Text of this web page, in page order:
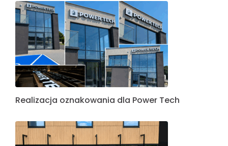
Realizacja oznakowania dla Power Tech